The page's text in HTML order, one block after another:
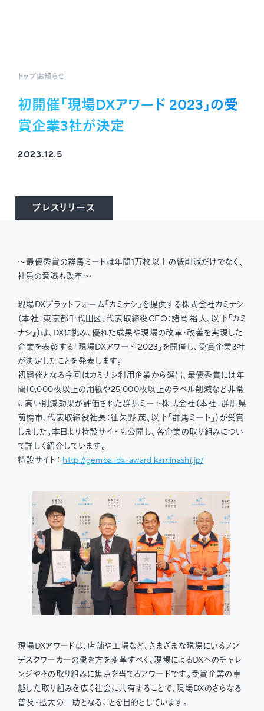
トップお知らせ
初開催「現場DXアワード 2023」の受
賞企業3社が決定
2023.12.5
プレスリリース
〜最優秀賞の群馬ミートは年間1万枚以上の紙削減だけでなく、
社員の意識も改革〜
現場DXプラットフォーム『カミナシ』を提供する株式会社カミナシ
（本社：東京都千代田区、代表取締役CEO：諸岡 裕人、以下「カミ
ナシ』）は、DXに挑み、優れた成果や現場の改革・改善を実現した
企業を表彰する「現場DXアワード 2023」を開催し、受賞企業3社
が決定したことを発表します。
初開催となる今回はカミナシ利用企業から選出、最優秀賞には年
間10,000枚以上の用紙や25,000枚以上のラベル削減など非常
に高い削減効果が評価された群馬ミート株式会社（本社：群馬県
前橋市、代表取締役社長：征矢野 茂、以下「群馬ミート」）が受賞
しました。本日より特設サイトも公開し、各企業の取り組みについ
て詳しく紹介しています。
特設サイト： http://gemba-dx-award.kaminashi.jp/
現場DXアワードは、店舗や工場など、さまざまな現場にいるノン
デスクワーカーの働き方を変革すべく、現場によるDXへのチャレ
ンジやその取り組みに焦点を当てるアワードです。受賞企業の卓
越した取り組みを広く社会に共有することで、現場DXのさらなる
普及・拡大の一助となることを目的としています。